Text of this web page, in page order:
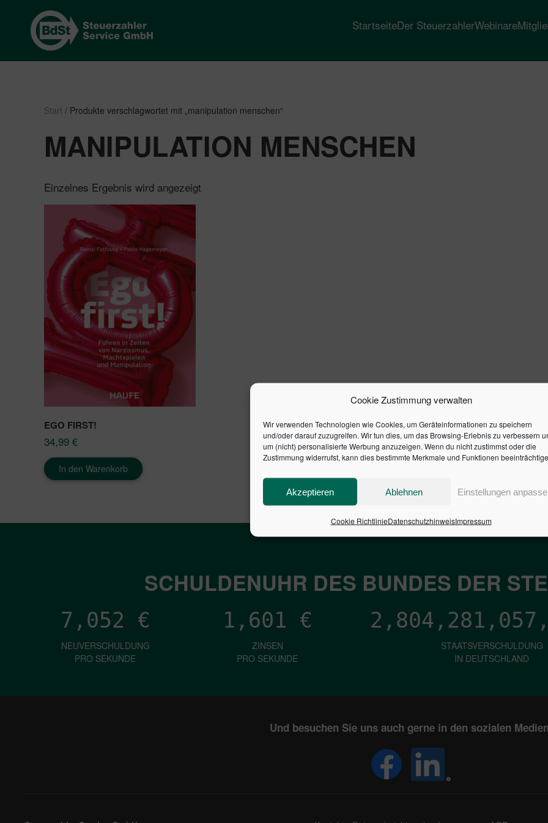
Cookie Zustimmung verwalten
Wir verwenden Technologien wie Cookies, um Geräteinformationen zu speichern
und/oder darauf zuzugreifen. Wir tun dies, um das Browsing-Erlebnis zu verbessern
um (nicht) personalisierte Werbung anzuzeigen. Wenn du nicht zustimmst oder die
Zustimmung widerrufst, kann dies bestimmte Merkmale und Funktionen
Akzeptieren Ablehnen Einstellungen
Cookie RichtlinieDatenschutzhinweisImpressum
StartseiteDer SteuerzahlerWebinare
Start / Produkte verschlagwortet mit „manipulation menschen“
MANIPULATION MENSCHEN
Einzelnes Ergebnis wird angezeigt
EGO FIRST!
34,99 €
In den Warenkorb
SCHULDENUHR DES BUNDES DER
7,052 €
NEUVERSCHULDUNG
PRO SEKUNDE
1,601 €
ZINSEN
PRO SEKUNDE
STAATSVERSCHULDUNG
IN DEUTSCHLAND
Und besuchen Sie uns auch gerne in den sozialen